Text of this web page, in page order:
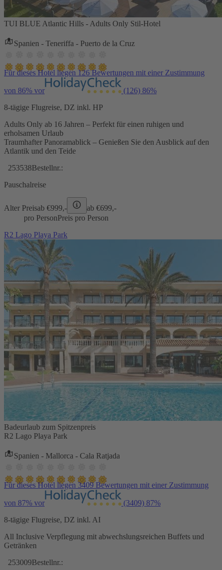
TUI BLUE Atlantic Hills - Adults Only Stil-Hotel
Spanien - Teneriffa - Puerto de la Cruz
Für dieses Hotel liegen 126 Bewertungen mit einer Zustimmung
von 86% vor (126) 86%
8-tägige Flugreise, DZ inkl. HP
Adults Only ab 16 Jahren – Perfekt für einen ruhigen und
erholsamen Urlaub
Traumhafter Panoramablick – Genießen Sie den Ausblick auf den
Atlantik und den Teide
253538Bestellnr.:
Pauschalreise
Alter Preisab €999,- ab €699,-
pro PersonPreis pro Person
R2 Lago Playa Park
Badeurlaub zum Spitzenpreis
R2 Lago Playa Park
Spanien - Mallorca - Cala Ratjada
Für dieses Hotel liegen 3409 Bewertungen mit einer Zustimmung
von 87% vor (3409) 87%
8-tägige Flugreise, DZ inkl. AI
All Inclusive Verpflegung mit abwechslungsreichen Buffets und
Getränken
253009Bestellnr.: